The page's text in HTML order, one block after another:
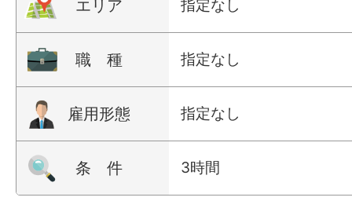
エリア 指定なし
職 種 指定なし
雇用形態 指定なし
条 件 3時間